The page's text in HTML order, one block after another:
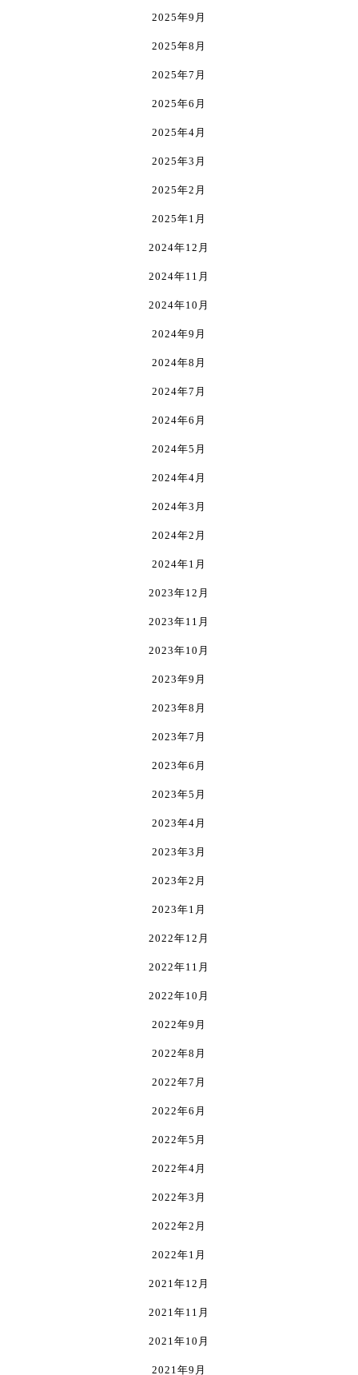
2025年9月
2025年8月
2025年7月
2025年6月
2025年4月
2025年3月
2025年2月
2025年1月
2024年12月
2024年11月
2024年10月
2024年9月
2024年8月
2024年7月
2024年6月
2024年5月
2024年4月
2024年3月
2024年2月
2024年1月
2023年12月
2023年11月
2023年10月
2023年9月
2023年8月
2023年7月
2023年6月
2023年5月
2023年4月
2023年3月
2023年2月
2023年1月
2022年12月
2022年11月
2022年10月
2022年9月
2022年8月
2022年7月
2022年6月
2022年5月
2022年4月
2022年3月
2022年2月
2022年1月
2021年12月
2021年11月
2021年10月
2021年9月